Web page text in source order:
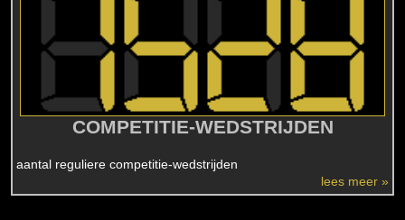
COMPETITIE-WEDSTRIJDEN
aantal reguliere competitie-wedstrijden
lees meer »